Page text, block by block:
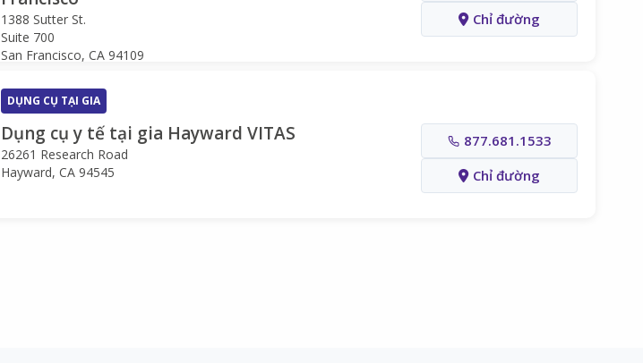
1388 Sutter St.
Suite 700
San Francisco, CA 94109
Chỉ đường
DỤNG CỤ TẠI GIA
Dụng cụ y tế tại gia Hayward VITAS
26261 Research Road
Hayward, CA 94545
877.681.1533
Chỉ đường